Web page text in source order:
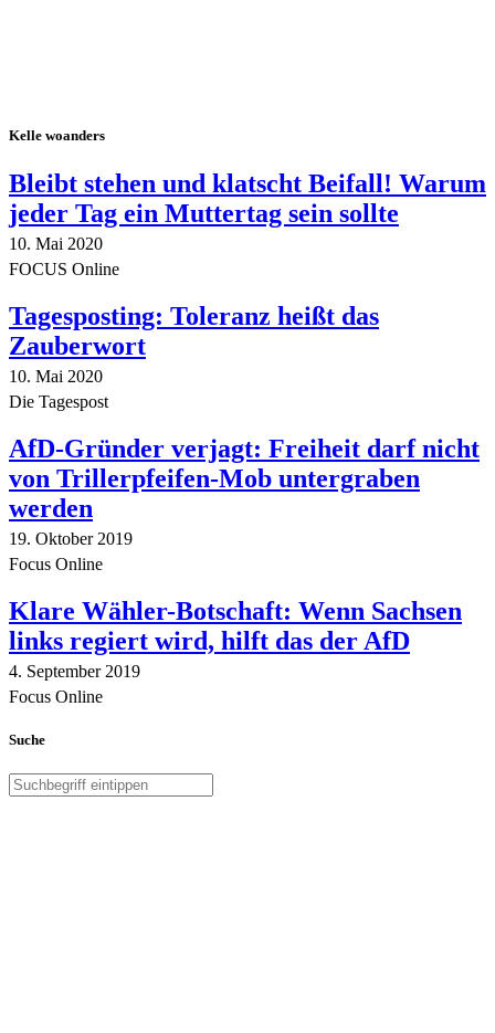
Kelle woanders
Bleibt stehen und klatscht Beifall! Warum
jeder Tag ein Muttertag sein sollte
10. Mai 2020
FOCUS Online
Tagesposting: Toleranz heißt das
Zauberwort
10. Mai 2020
Die Tagespost
AfD-Gründer verjagt: Freiheit darf nicht
von Trillerpfeifen-Mob untergraben
werden
19. Oktober 2019
Focus Online
Klare Wähler-Botschaft: Wenn Sachsen
links regiert wird, hilft das der AfD
4. September 2019
Focus Online
Suche